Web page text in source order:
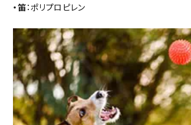
・笛：ポリプロピレン